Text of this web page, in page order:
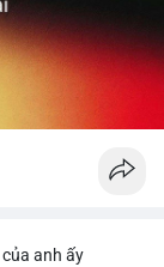
anh ấy